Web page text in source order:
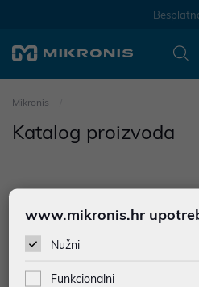
Mikronis
Katalog proizvoda
Nisu prodađeni rezultati u kategoriji
www.mikronis.hr
Nužni
Funkcionalni